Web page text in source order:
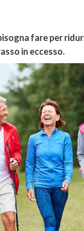
fare per
in eccesso.